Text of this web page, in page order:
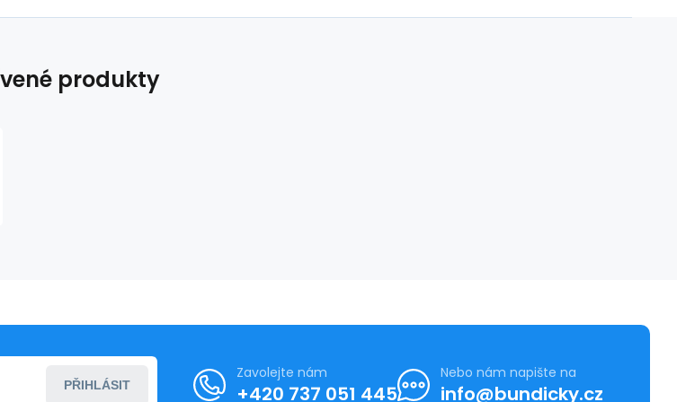
produkty
PŘIHLÁSIT
Zavolejte nám
+420 737 051 445
Nebo nám napište na
info@bundicky.cz